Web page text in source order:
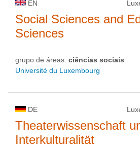
EN
Social Sciences and
Sciences
grupo de áreas: ciências sociais
Université du Luxembourg
DE
Theaterwissenschaft
Interkulturalität